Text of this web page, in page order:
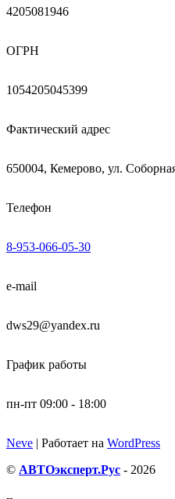
4205081946
ОГРН
1054205045399
Фактический адрес
650004, Кемерово, ул.
Телефон
8-953-066-05-30
e-mail
dws29@yandex.ru
График работы
пн-пт 09:00 - 18:00
Neve | Работает на WordPress
© АВТОэксперт.Рус - 2026